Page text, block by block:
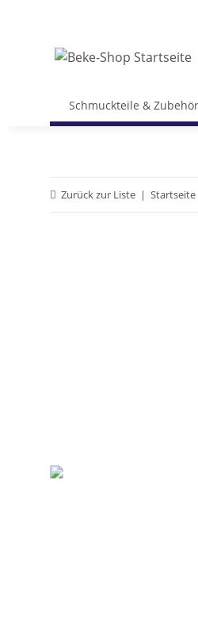
Schmuckteile & Zubehör
Zurück zur Liste Startseite